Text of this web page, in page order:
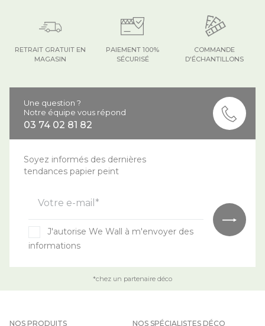
COMMANDE
D'ÉCHANTILLONS
PAIEMENT 100%
SÉCURISÉ
RETRAIT GRATUIT EN
MAGASIN
Une question ?
Notre équipe vous répond
03 74 02 81 82
Soyez informés des dernières
tendances papier peint
Votre e-mail*
J'autorise We Wall à m'envoyer des
informations
*chez un partenaire déco
NOS PRODUITS
NOS SPÉCIALISTES DÉCO